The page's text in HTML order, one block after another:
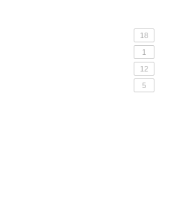
18
1
12
5